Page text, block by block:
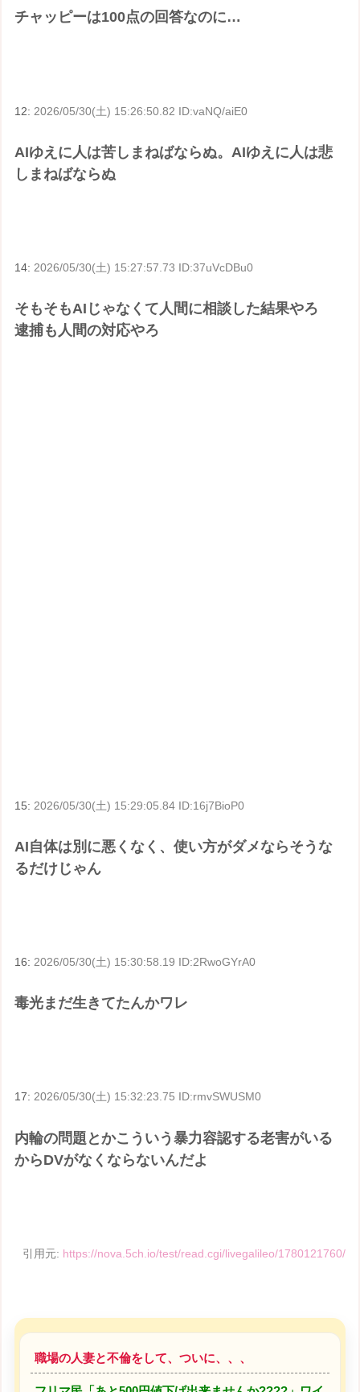
チャッピーは100点の回答なのに…
12: 2026/05/30(土) 15:26:50.82 ID:vaNQ/aiE0
AIゆえに人は苦しまねばならぬ。AIゆえに人は悲
しまねばならぬ
14: 2026/05/30(土) 15:27:57.73 ID:37uVcDBu0
そもそもAIじゃなくて人間に相談した結果やろ
逮捕も人間の対応やろ
15: 2026/05/30(土) 15:29:05.84 ID:16j7BioP0
AI自体は別に悪くなく、使い方がダメならそうな
るだけじゃん
16: 2026/05/30(土) 15:30:58.19 ID:2RwoGYrA0
毒光まだ生きてたんかワレ
17:2026/05/30(土) 15:32:23.75 ID:rmvSWUSM0
内輪の問題とかこういう暴力容認する老害がいる
からDVがなくならないんだよ
引用元: https://nova.5ch.io/test/read.cgi/livegalileo/1780121760/
職場の人妻と不倫をして、ついに、、、